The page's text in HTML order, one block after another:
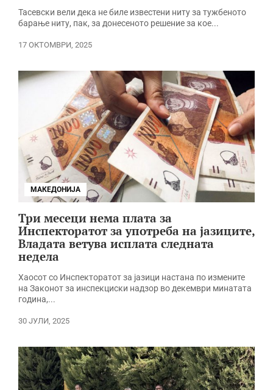
Тасевски вели дека не биле известени ниту за тужбеното
барање ниту, пак, за донесеното решение за кое...
17 ОКТОМВРИ, 2025
МАКЕДОНИЈА
Три месеци нема плата за
Инспекторатот за употреба на јазиците,
Владата ветува исплата следната
недела
Хаосот со Инспекторатот за јазици настана по измените
на Законот за инспекциски надзор во декември минатата
година,...
30 ЈУЛИ, 2025